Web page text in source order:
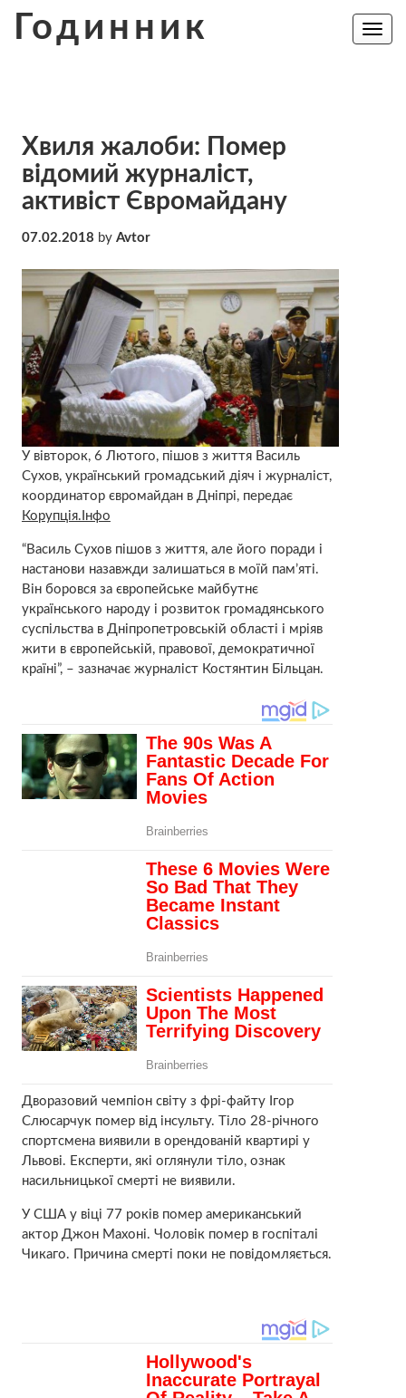
Годинник
Toggle
Хвиля жалоби: Помер
відомий журналіст,
активіст Євромайдану
07.02.2018 by Avtor
У вівторок, 6 Лютого, пішов з життя Василь
Сухов, український громадський діяч і журналіст,
координатор євромайдан в Дніпрі, передає
Корупція.Інфо
“Василь Сухов пішов з життя, але його поради і
настанови назавжди залишаться в моїй пам’яті.
Він боровся за європейське майбутнє
українського народу і розвиток громадянського
суспільства в Дніпропетровській області і мріяв
жити в європейській, правової, демократичної
країні”, – зазначає журналіст Костянтин Більцан.
Дворазовий чемпіон світу з фрі-файту Ігор
Слюсарчук помер від інсульту. Тіло 28-річного
спортсмена виявили в орендованій квартирі у
Львові. Експерти, які оглянули тіло, ознак
насильницької смерті не виявили.
У США у віці 77 років помер американський
актор Джон Махоні. Чоловік помер в госпіталі
Чикаго. Причина смерті поки не повідомляється.